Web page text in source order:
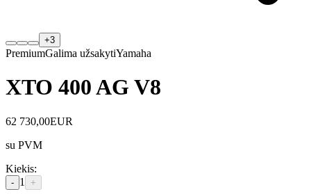
+3
PremiumGalima užsakytiYamaha
XTO 400 AG V8
62 730,00EUR
su PVM
Kiekis:
- 1 +